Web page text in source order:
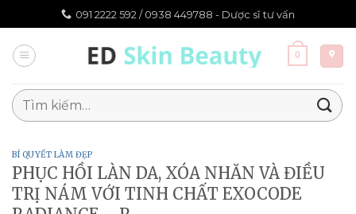
đến
nội
dung
091 2222 592 / 0938 449788 - Dược sĩ tư vấn
0
Tìm
kiếm:
BÍ QUYẾT LÀM ĐẸP
PHỤC HỒI LÀN DA, XÓA NHĂN VÀ ĐIỀU
TRỊ NÁM VỚI TINH CHẤT EXOCODE